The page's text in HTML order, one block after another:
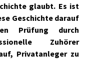
glaubt. Es ist
Geschichte darauf
Prüfung durch
Zuhörer
Privatanleger zu